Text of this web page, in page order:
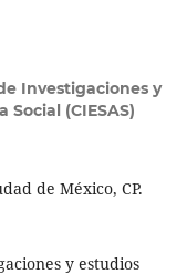
Investigaciones y
(CIESAS)
de México, CP.
y estudios